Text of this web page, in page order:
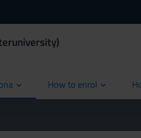
How to enrol